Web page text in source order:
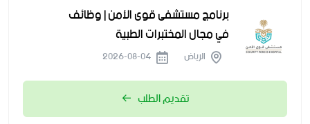
برنامج مستشفى قوى الأمن | وظائف
في مجال المختبرات الطبية
الرياض
تقديم الطلب